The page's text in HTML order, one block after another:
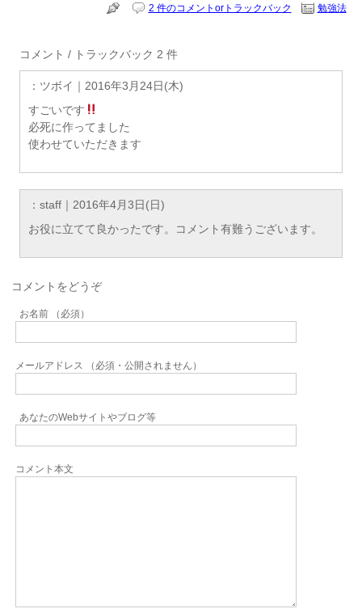
2 件のコメントorトラックバック 勉強法
コメント / トラックバック 2 件
：ツボイ｜ 2016年3月24日(木)
すごいです
必死に作ってました
使わせていただきます
：staff｜ 2016年4月3日(日)
お役に立てて良かったです。コメント有難うございます。
コメントをどうぞ
お名前 （必須）
メールアドレス （必須・公開されません）
あなたのWebサイトやブログ等
コメント本文